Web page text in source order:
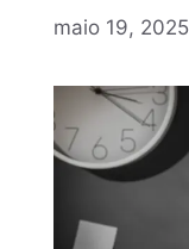
maio 19, 2025